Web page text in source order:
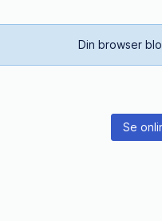
Din browser
Se